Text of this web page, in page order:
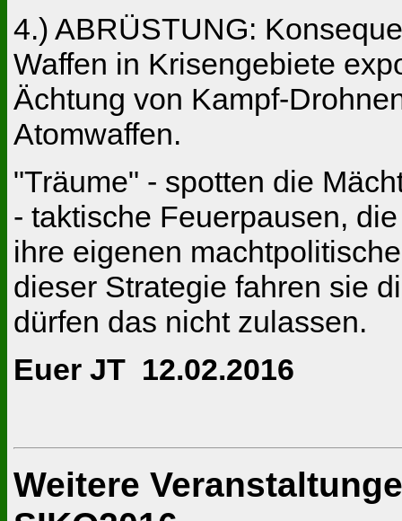
4.) ABRÜSTUNG:
Waffen in Krisengebiete
Ächtung von Kampf-
Atomwaffen.
"Träume" - spotten die
- taktische Feuerpausen,
ihre eigenen
dieser Strategie fahren sie
dürfen das nicht zulassen.
Euer JT 12.02.2016
Weitere